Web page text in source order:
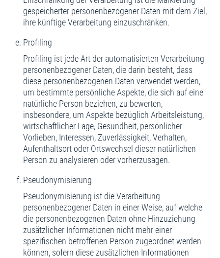
gespeicherter personenbezogener Daten mit dem Ziel,
ihre künftige Verarbeitung einzuschränken.
Profiling
Profiling ist jede Art der automatisierten Verarbeitung
personenbezogener Daten, die darin besteht, dass
diese personenbezogenen Daten verwendet werden,
um bestimmte persönliche Aspekte, die sich auf eine
natürliche Person beziehen, zu bewerten,
insbesondere, um Aspekte bezüglich Arbeitsleistung,
wirtschaftlicher Lage, Gesundheit, persönlicher
Vorlieben, Interessen, Zuverlässigkeit, Verhalten,
Aufenthaltsort oder Ortswechsel dieser natürlichen
Person zu analysieren oder vorherzusagen.
Pseudonymisierung
Pseudonymisierung ist die Verarbeitung
personenbezogener Daten in einer Weise, auf welche
die personenbezogenen Daten ohne Hinzuziehung
zusätzlicher Informationen nicht mehr einer
spezifischen betroffenen Person zugeordnet werden
können, sofern diese zusätzlichen Informationen